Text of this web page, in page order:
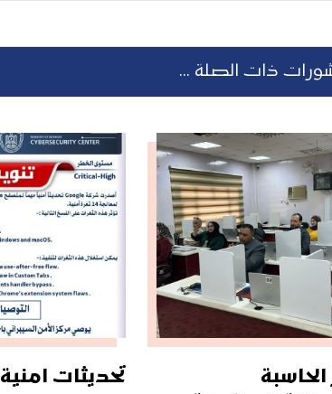
ذات الصلة ...
تحديثات امنية